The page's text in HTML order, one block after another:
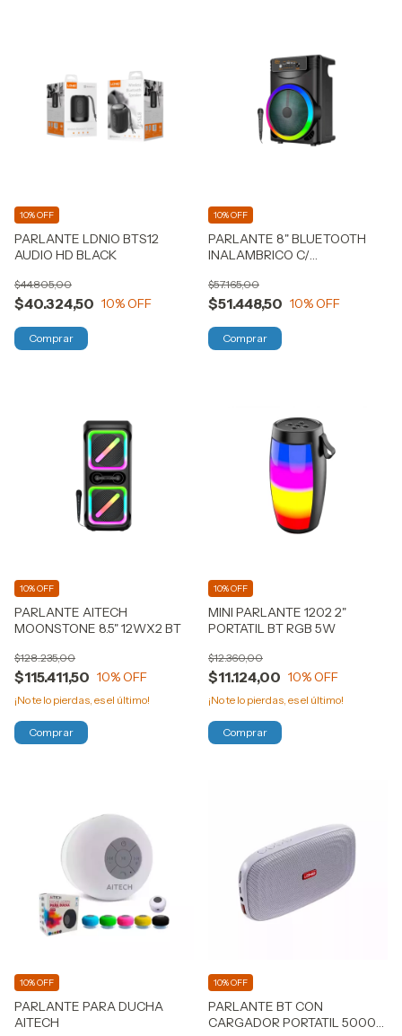
PARLANTE LDNIO BTS12
AUDIO HD BLACK
$40.324,50
$44.805,00
10% OFF
10% OFF
PARLANTE 8" BLUETOOTH
INALAMBRICO C/
$51.448,50
$57.165,00
10% OFF
10% OFF
PARLANTE AITECH
MOONSTONE 8.5" 12WX2 BT
$115.411,50
$128.235,00
10% OFF
10% OFF
¡No te lo pierdas, es el último!
MINI PARLANTE 1202 2"
PORTATIL BT RGB 5W
$11.124,00
$12.360,00
10% OFF
10% OFF
¡No te lo pierdas, es el último!
PARLANTE PARA DUCHA
AITECH
10% OFF
PARLANTE BT CON
CARGADOR PORTATIL 5000
10% OFF